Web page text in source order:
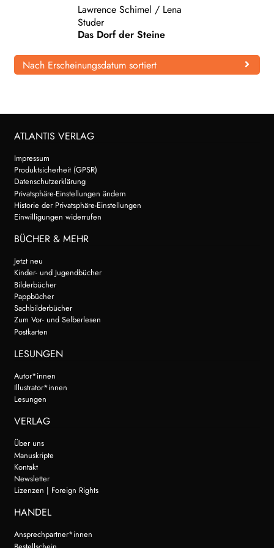
WEITERE VERLAGE
Search:
Lawrence Schimel / Lena
Studer
Das Dorf der Steine
Nach Erscheinungsdatum sortiert
ATLANTIS VERLAG
Impressum
Produktsicherheit (GPSR)
Datenschutzerklärung
Privatsphäre-Einstellungen ändern
Historie der Privatsphäre-Einstellungen
Einwilligungen widerrufen
BÜCHER & MEHR
Jetzt neu
Kinder- und Jugendbücher
Bilderbücher
Pappbücher
Sachbilderbücher
Zum Vor- und Selberlesen
Postkarten
LESUNGEN
Autor*innen
Illustrator*innen
Lesungen
VERLAG
Über uns
Manuskripte
Kontakt
Newsletter
Lizenzen | Foreign Rights
HANDEL
Ansprechpartner*innen